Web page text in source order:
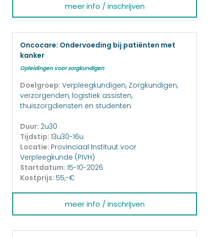
meer info / inschrijven
Oncocare: Ondervoeding bij patiënten met
kanker
Opleidingen voor zorgkundigen
Doelgroep: Verpleegkundigen, Zorgkundigen,
verzorgenden, logistiek assisten,
thuiszorgdiensten en studenten
Duur: 2u30
Tijdstip: 13u30-16u
Locatie: Provinciaal Instituut voor
Verpleegkunde (PIVH)
Startdatum: 15-10-2026
Kostprijs: 55,-€
meer info / inschrijven